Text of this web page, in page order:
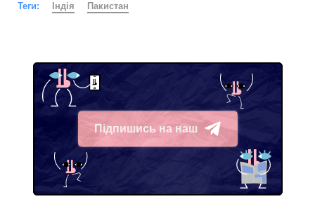
Теги: Індія Пакистан
Підпишись на наш
Telegram